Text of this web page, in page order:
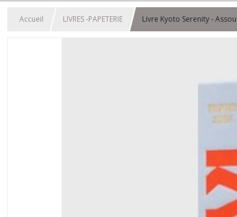
Accueil LIVRES -PAPETERIE Livre Kyoto Serenity -